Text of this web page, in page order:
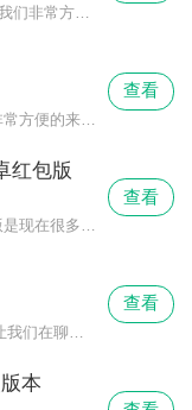
腾讯TIM办公app安卓版是可以让我们非常方便的来进行登录的，而且我们也是可以自己来修改个人资料的，我们是可以在腾讯TIM办公app安卓版这里非常自由的把自己手机里的文件上传到这里来。
腾讯TIM最新苹果版能够让我们非常方便的来和自己的好友以及其他的用户进行交流，同时我们也是可以看到自己和其他人的聊天记录的情况的，而且腾讯TIM最新苹果版这款软件也是可以让我们来查询到聊天记录里的消息的。
查看
红包版
2021派派赚钱软件app安卓红包版是现在很多的年轻用户很喜欢来使用的，我们可以通过2021派派赚钱软件app安卓红包版这款软件来认识到天南海北的用户，同时我们也是可以在这里来交到与自己合适的朋友的。
查看
查看
本